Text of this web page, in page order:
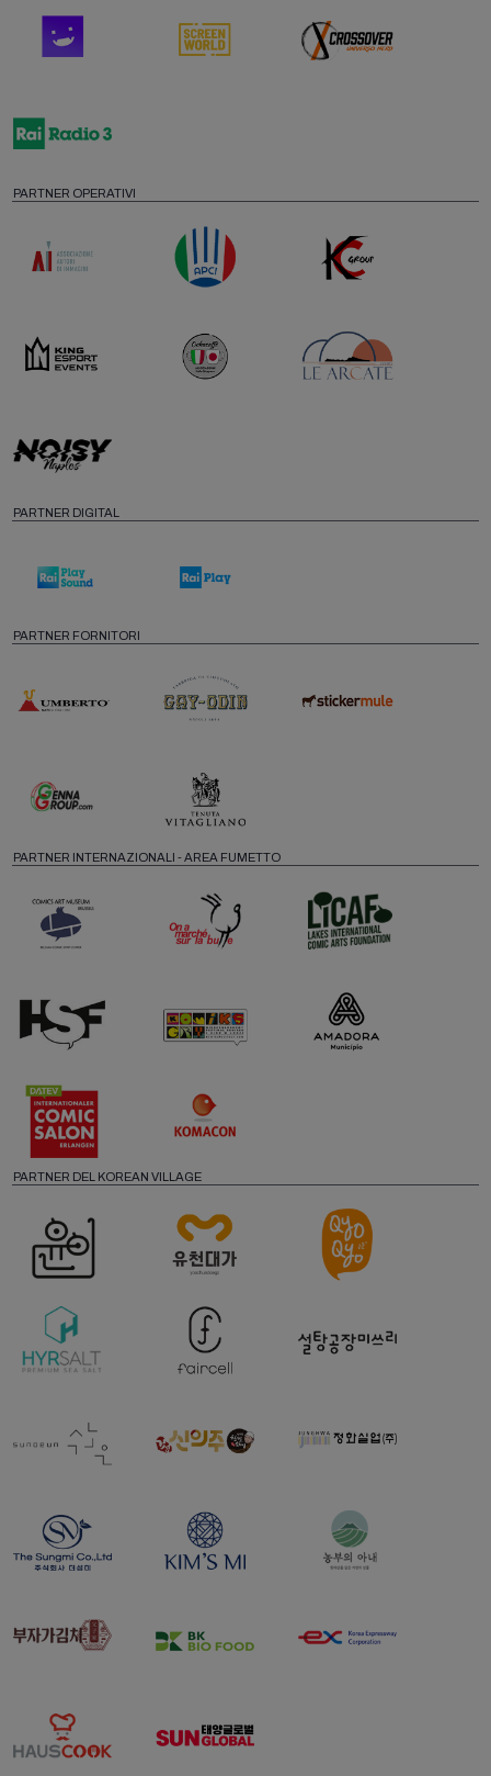
PARTNER OPERATIVI
PARTNER DIGITAL
PARTNER FORNITORI
PARTNER INTERNAZIONALI - AREA FUMETTO
PARTNER DEL KOREAN VILLAGE